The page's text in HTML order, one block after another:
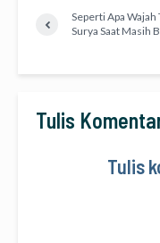
Seperti Apa Wajah
Surya Saat Masih
Tulis
Tulis